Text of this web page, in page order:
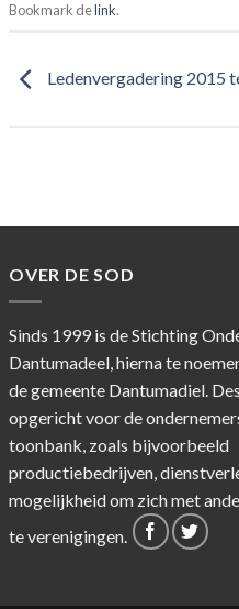
Bookmark delink.
Ledenvergadering 2015
OVER DE SOD
Sinds 1999 is de Stichting
Dantumadeel, hierna te
de gemeente Dantumadiel.
opgericht voor de
toonbank, zoals bijvoorbeeld
productiebedrijven,
mogelijkheid om zich met
te verenigingen.